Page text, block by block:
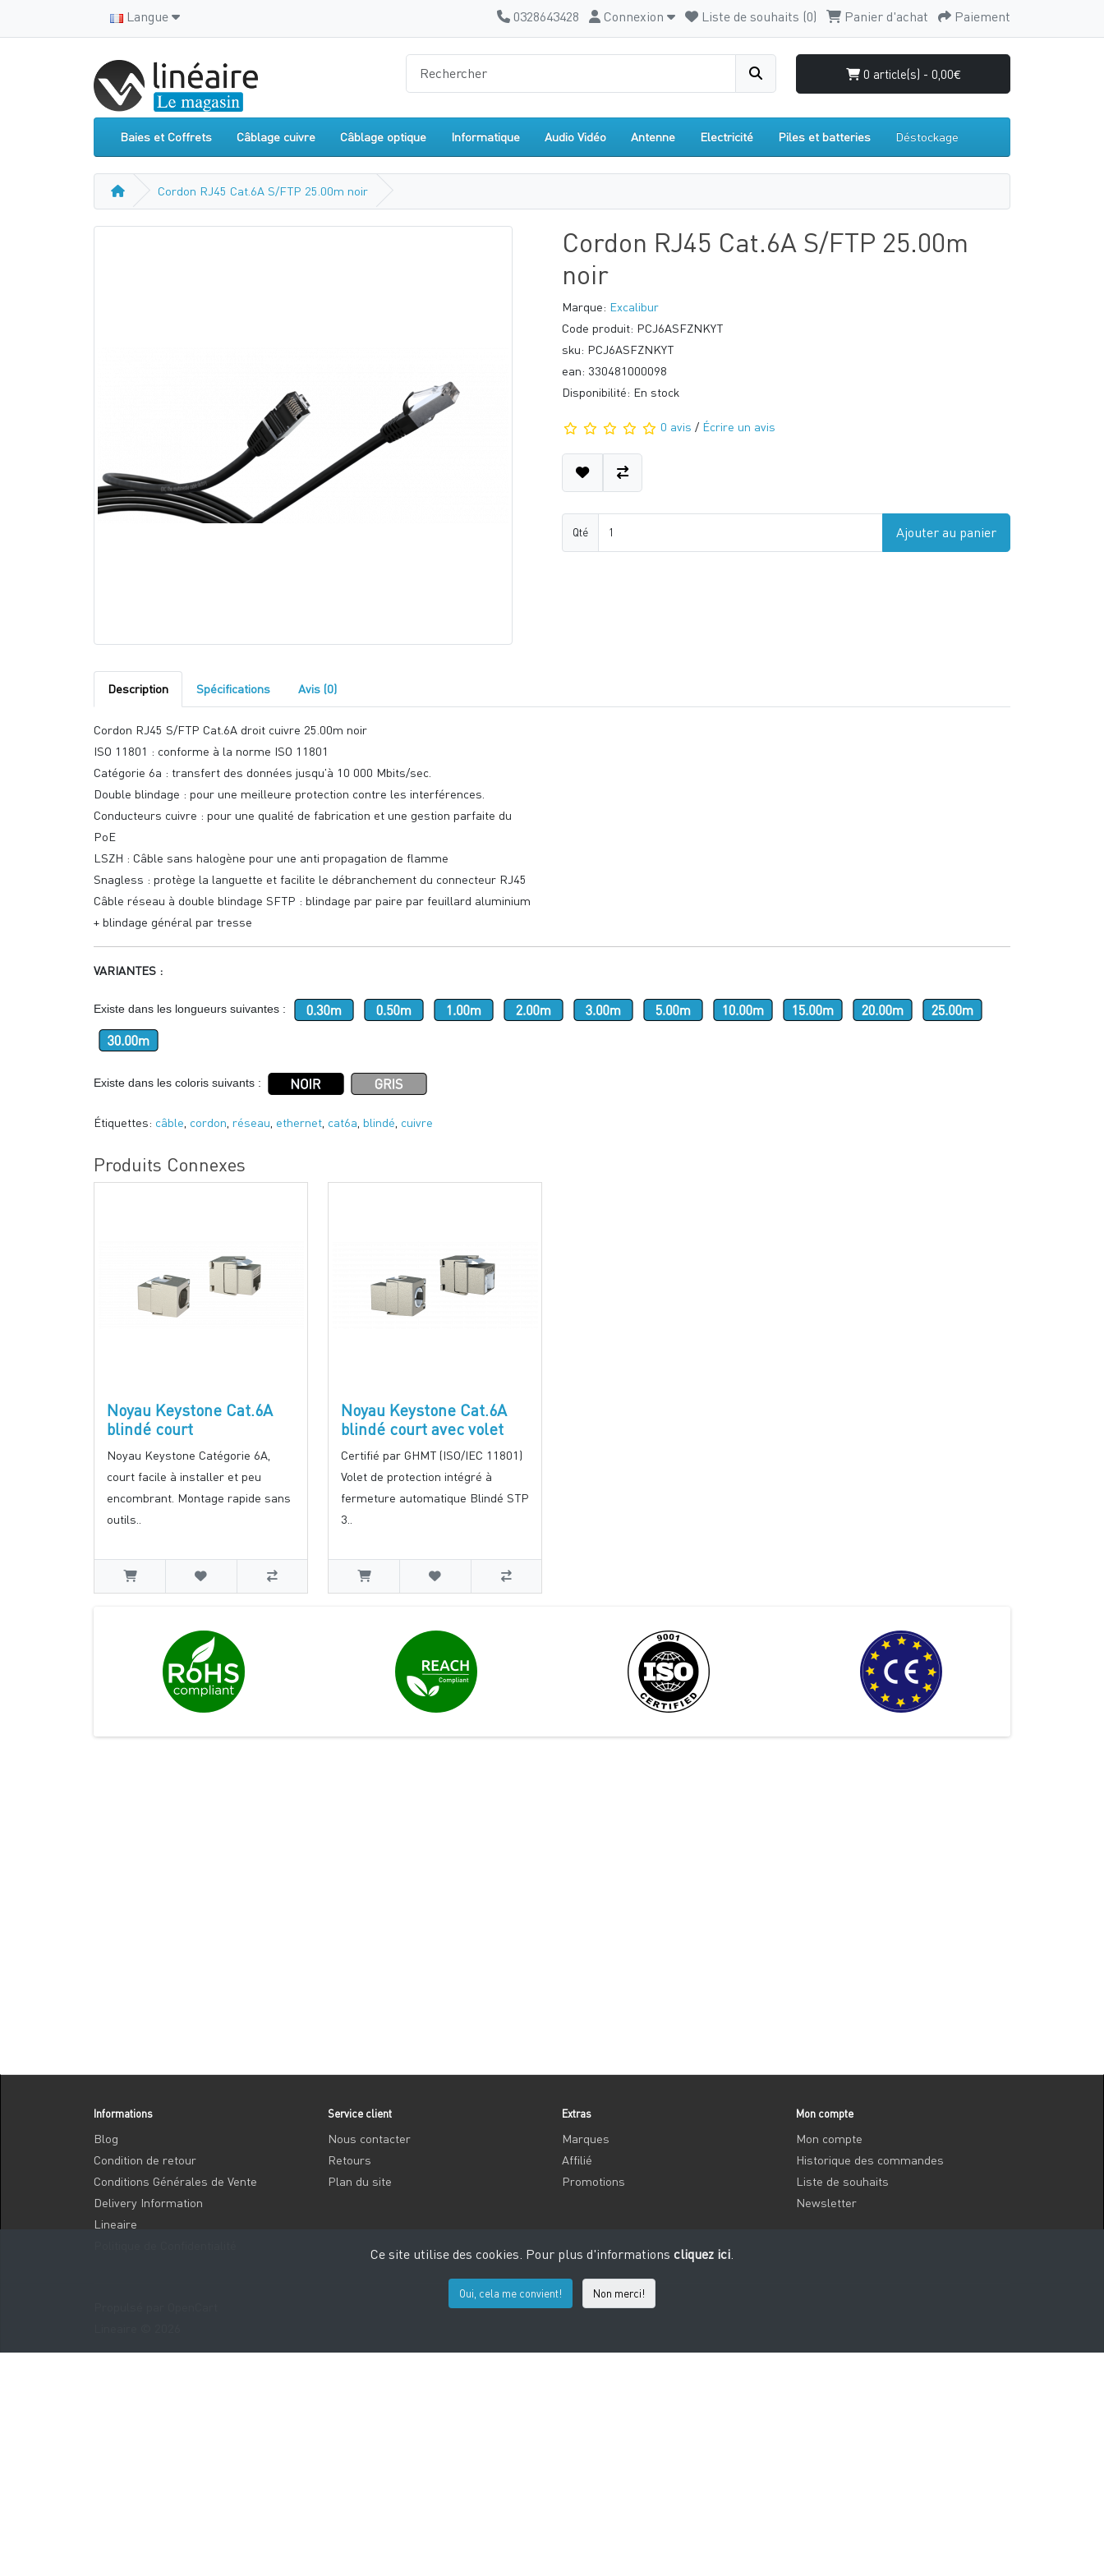
Langue 0328643428 Connexion Liste de souhaits (0) Panier d'achat Paiement
0 article(s) - 0,00€
Baies et Coffrets Câblage cuivre Câblage optique Informatique Audio Vidéo Antenne Electricité Piles et batteries Déstockage
Cordon RJ45 Cat.6A S/FTP 25.00m noir
Cordon RJ45 Cat.6A S/FTP 25.00m
noir
Marque: Excalibur
Code produit: PCJ6ASFZNKYT
sku: PCJ6ASFZNKYT
ean: 330481000098
Disponibilité: En stock
0 avis / Écrire un avis
Qté Ajouter au panier
Description Spécifications Avis (0)
Cordon RJ45 S/FTP Cat.6A droit cuivre 25.00m noir
ISO 11801 : conforme à la norme ISO 11801
Catégorie 6a : transfert des données jusqu'à 10 000 Mbits/sec.
Double blindage : pour une meilleure protection contre les interférences.
Conducteurs cuivre : pour une qualité de fabrication et une gestion parfaite du
PoE
LSZH : Câble sans halogène pour une anti propagation de flamme
Snagless : protège la languette et facilite le débranchement du connecteur RJ45
Câble réseau à double blindage SFTP : blindage par paire par feuillard aluminium
+ blindage général par tresse
VARIANTES :
Existe dans les longueurs suivantes :
Existe dans les coloris suivants :
Étiquettes: câble cordon réseau ethernet cat6a blindé cuivre
Produits Connexes
Noyau Keystone Cat.6A
blindé court
Noyau Keystone Catégorie 6A,
court facile à installer et peu
encombrant. Montage rapide sans
outils..
Noyau Keystone Cat.6A
blindé court avec volet
Certifié par GHMT (ISO/IEC 11801)
Volet de protection intégré à
fermeture automatique Blindé STP
3..
Informations
Blog
Condition de retour
Conditions Générales de Vente
Delivery Information
Lineaire
Service client
Nous contacter
Retours
Plan du site
Extras
Marques
Affilié
Promotions
Mon compte
Mon compte
Historique des commandes
Liste de souhaits
Newsletter
Ce site utilise des cookies. Pour plus d'informations cliquez ici.
Oui, cela me convient! Non merci!